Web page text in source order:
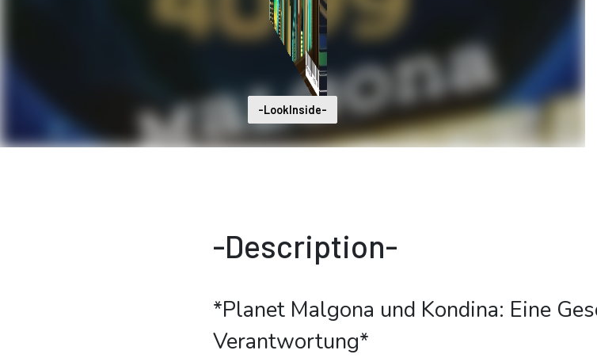
-LookInside-
-Description-
*Planet Malgona und Kondina: Eine
Verantwortung*